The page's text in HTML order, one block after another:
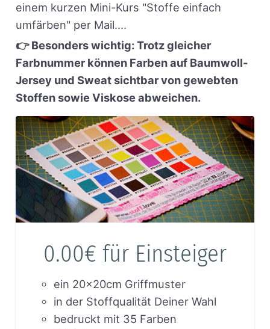
einem kurzen Mini-Kurs "Stoffe einfach
umfärben" per Mail....
👉 Besonders wichtig: Trotz gleicher
Farbnummer können Farben auf Baumwoll-
Jersey und Sweat sichtbar von gewebten
Stoffen sowie Viskose abweichen.
0.00€ für Einsteiger
ein 20x20cm Griffmuster
in der Stoffqualität Deiner Wahl
bedruckt mit 35 Farben